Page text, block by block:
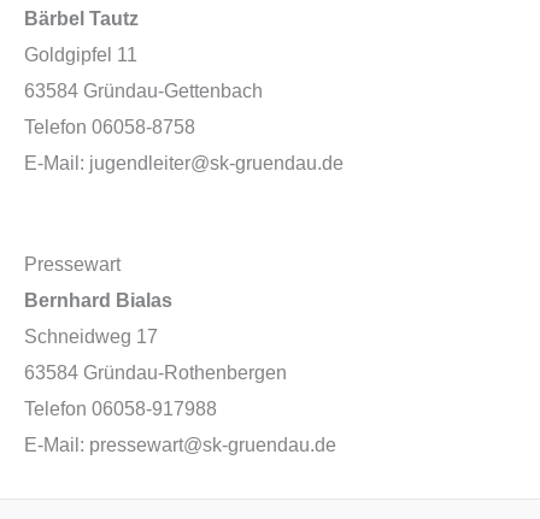
Bärbel Tautz
Goldgipfel 11
63584 Gründau-Gettenbach
Telefon 06058-8758
E-Mail: jugendleiter@sk-gruendau.de
Pressewart
Bernhard Bialas
Schneidweg 17
63584 Gründau-Rothenbergen
Telefon 06058-917988
E-Mail: pressewart@sk-gruendau.de